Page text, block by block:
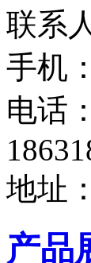
联系
手机
电话
地址
产品